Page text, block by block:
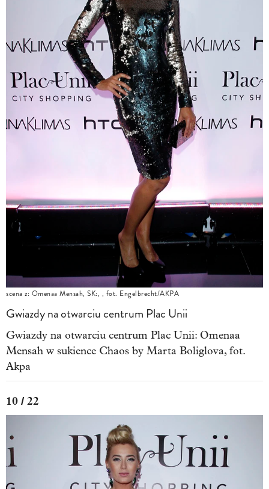
scena z: Omenaa Mensah, SK:, , fot. Engelbrecht/AKPA
Gwiazdy na otwarciu centrum Plac Unii
Gwiazdy na otwarciu centrum Plac Unii: Omenaa
Mensah w sukience Chaos by Marta Boliglova, fot.
Akpa
10 / 22